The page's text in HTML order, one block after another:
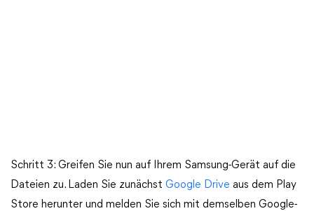
Schritt 3: Greifen Sie nun auf Ihrem Samsung-Gerät auf die
Dateien zu. Laden Sie zunächst Google Drive aus dem Play
Store herunter und melden Sie sich mit demselben Google-